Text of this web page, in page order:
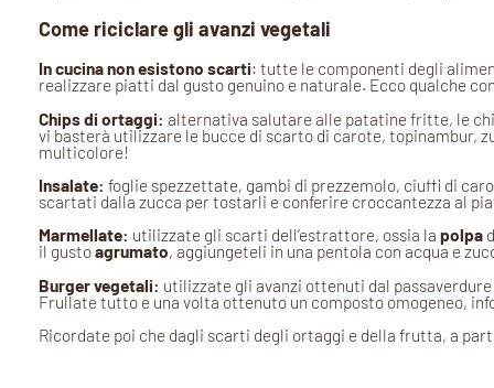
Come riciclare gli avanzi vegetali
In cucina non esistono scarti: tutte le componenti degli
realizzare piatti dal gusto genuino e naturale. Ecco qualche
Chips di ortaggi: alternativa salutare alle patatine fritte, le
vi basterà utilizzare le bucce di scarto di carote, topinambur,
multicolore!
Insalate: foglie spezzettate, gambi di prezzemolo, ciuffi di
scartati dalla zucca per tostarli e conferire croccantezza al
Marmellate: utilizzate gli scarti dell’estrattore, ossia la polpa
il gustoagrumato, aggiungeteli in una pentola con acqua e
Burger vegetali: utilizzate gli avanzi ottenuti dal
Frullate tutto e una volta ottenuto un composto omogeneo,
Ricordate poi che dagli scarti degli ortaggi e della frutta, a